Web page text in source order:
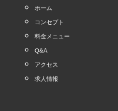
ホーム
コンセプト
料金メニュー
Q&A
アクセス
求人情報